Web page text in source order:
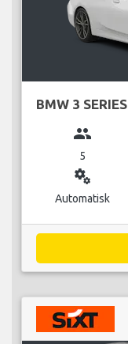
BMW 3 SERIES
group
5
miscellaneous_services
Automatisk